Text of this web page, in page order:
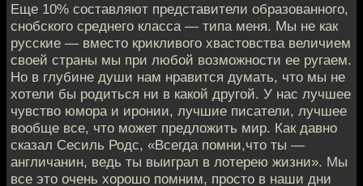
Еще 10% составляют представители образованного,
снобского среднего класса — типа меня. Мы не как
русские — вместо крикливого хвастовства величием
своей страны мы при любой возможности ее ругаем.
Но в глубине души нам нравится думать, что мы не
хотели бы родиться ни в какой другой. У нас лучшее
чувство юмора и иронии, лучшие писатели, лучшее
вообще все, что может предложить мир. Как давно
сказал Сесиль Родс, «Всегда помни,что ты —
англичанин, ведь ты выиграл в лотерею жизни». Мы
все это очень хорошо помним, просто в наши дни